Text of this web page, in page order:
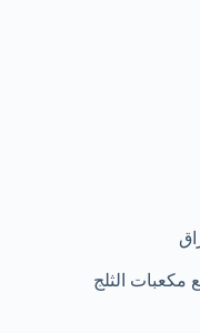
مكعبات الثلج